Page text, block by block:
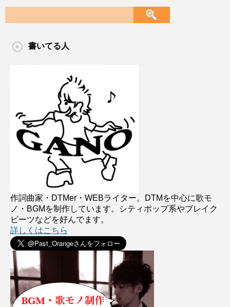
書いてる人
作詞曲家・DTMer・WEBライター。DTMを中心に歌モ
ノ・BGMを制作しています。シティポップ系やブレイク
ビーツなどを好んでます。
詳しくはこちら